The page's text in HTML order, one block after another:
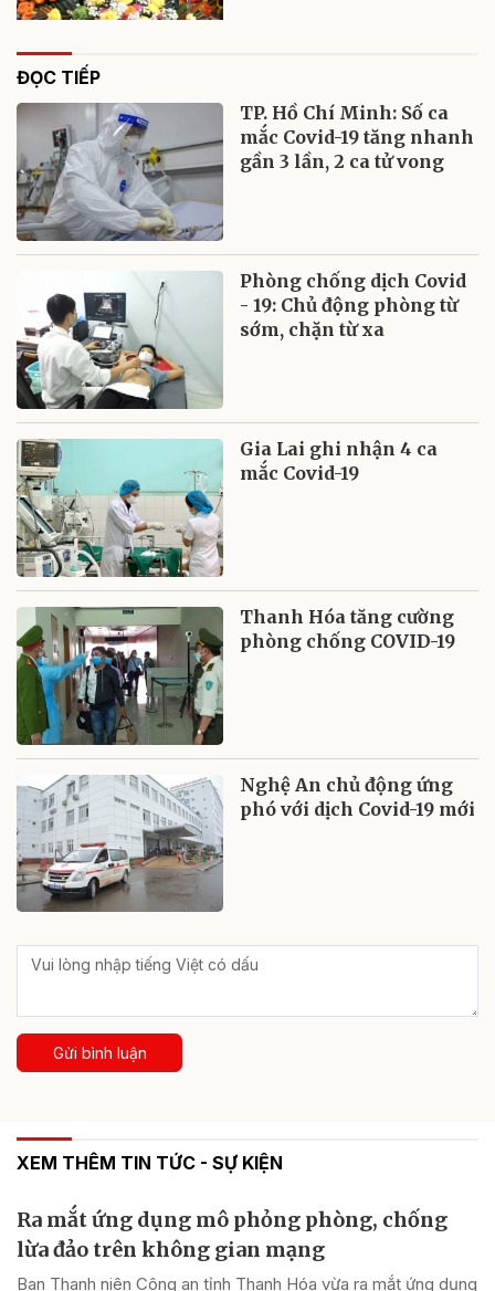
ĐỌC TIẾP
TP. Hồ Chí Minh: Số ca
mắc Covid-19 tăng nhanh
gần 3 lần, 2 ca tử vong
Phòng chống dịch Covid
- 19: Chủ động phòng từ
sớm, chặn từ xa
Gia Lai ghi nhận 4 ca
mắc Covid-19
Thanh Hóa tăng cường
phòng chống COVID-19
Nghệ An chủ động ứng
phó với dịch Covid-19 mới
Gửi bình luận
XEM THÊM TIN TỨC - SỰ KIỆN
Ra mắt ứng dụng mô phỏng phòng, chống
lừa đảo trên không gian mạng
Ban Thanh niên Công an tỉnh Thanh Hóa vừa ra mắt ứng dụng